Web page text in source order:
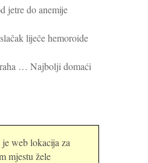
jetre do anemije
liječe hemoroide
… Najbolji domaći
je web lokacija za
mjestu žele